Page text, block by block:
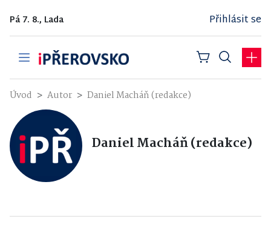
Pá 7. 8., Lada Přihlásit se
Úvod Autor Daniel Macháň (redakce)
Daniel Macháň (redakce)